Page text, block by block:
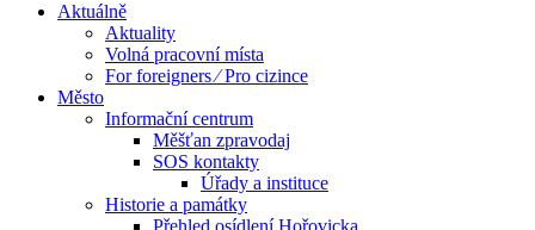
Aktuálně
Aktuality
Volná pracovní místa
For foreigners ⁄ Pro cizince
Město
Informační centrum
Měšťan zpravodaj
SOS kontakty
Úřady a instituce
Historie a památky
Přehled osídlení Hořovicka